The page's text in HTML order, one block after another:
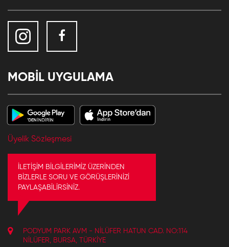
MOBİL UYGULAMA
Üyelik Sözleşmesi
İLETİŞİM BİLGİLERİMİZ ÜZERİNDEN
BİZLERLE SORU VE GÖRÜŞLERİNİZİ
PAYLAŞABİLİRSİNİZ.
PODYUM PARK AVM - NILÜFER HATUN CAD. NO:114
NILÜFER, BURSA, TÜRKIYE